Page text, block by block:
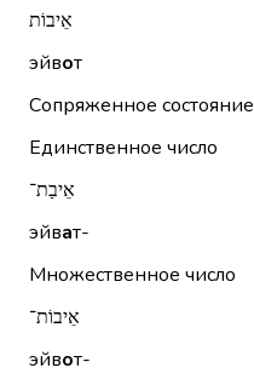
אֵיבוֹת
эйвот
Сопряженное состояние
Единственное число
אֵיבַת־
эйват-
Множественное число
אֵיבוֹת־
эйвот-